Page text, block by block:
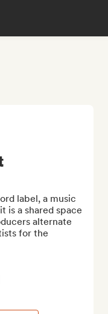
label, a music
is a shared space
alternate
for the